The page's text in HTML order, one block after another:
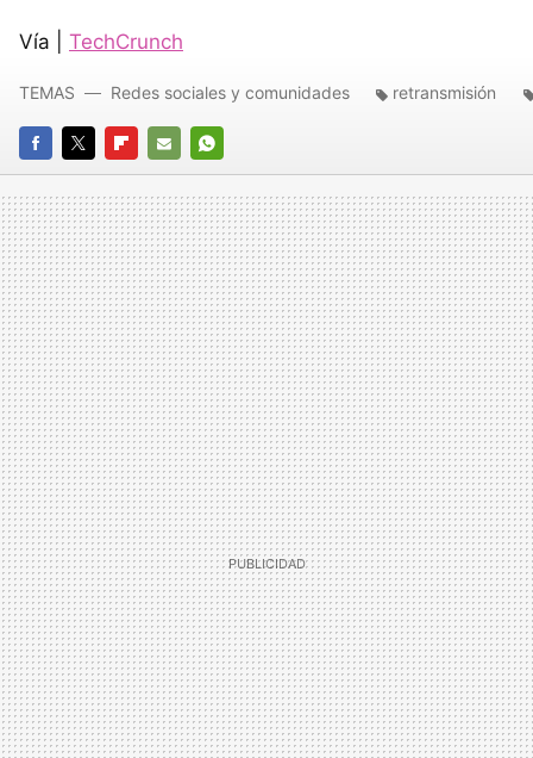
Vía | TechCrunch
FACEBOOK
TWITTERFLIPBOARD
E-
MAIL
WHATSAPP
TEMAS Redes sociales y comunidades retransmisión